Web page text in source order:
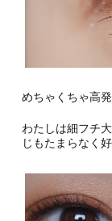
めちゃくちゃ高
わたしは細フチ
じもたまらなく好